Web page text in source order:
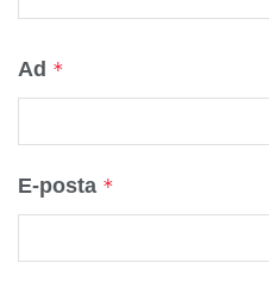
Ad *
E-posta *